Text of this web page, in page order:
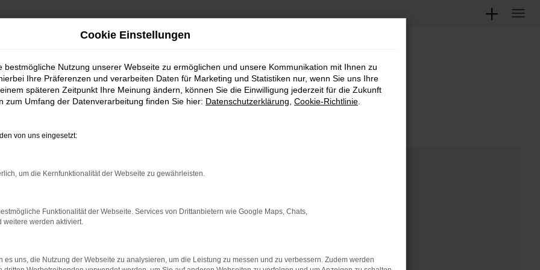
Cookie Einstellungen
bestmögliche Nutzung unserer Webseite zu ermöglichen und unsere Kommunikation mit Ihnen zu
Ihre Präferenzen und verarbeiten Daten für Marketing und Statistiken nur, wenn Sie uns Ihre
späteren Zeitpunkt Ihre Meinung ändern, können Sie die Einwilligung jederzeit für die Zukunft
zum Umfang der Datenverarbeitung finden Sie hier: Datenschutzerklärung Cookie-Richtlinie
von uns eingesetzt:
um die Kernfunktionalität der Webseite zu gewährleisten.
Funktionalität der Webseite. Services von Drittanbietern wie Google Maps, Chats,
weitere werden aktiviert.
es uns, die Nutzung der Webseite zu analysieren, um die Leistung zu messen und zu verbessern. Zudem werden